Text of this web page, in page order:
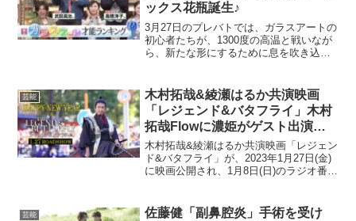
ックス花瓶誕生♪
3月27日のプレバトでは、ガラスアートの
初心者たちが、1300度の高温と戦いなが
ら、新たな形にするために息を吹き込ん
才能アリです！この方は特待生でいいと
思います」と、一...
芸能
木村拓哉&綾瀬はるか共演映画
「レジェンド&バタフライ」木村
拓哉Flowに濃姫がゲスト出演で
どんなトークを？
木村拓哉&綾瀬はるか共演映画「レジェン
ド&バタフライ」が、2023年1月27日(金)
に映画公開され、1月8日(日)のラジオ番組
た。⇒【レジェンド&...
芸能
佐藤健「副鼻腔炎」手術を受け